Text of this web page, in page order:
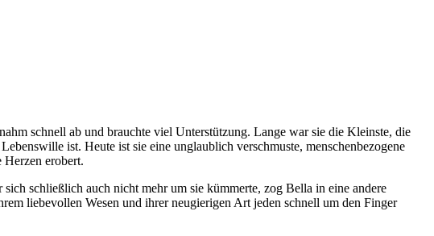
schnell ab und brauchte viel Unterstützung. Lange war sie die Kleinste, die
ist. Heute ist sie eine unglaublich verschmuste, menschenbezogene
erobert.
schließlich auch nicht mehr um sie kümmerte, zog Bella in eine andere
liebevollen Wesen und ihrer neugierigen Art jeden schnell um den Finger